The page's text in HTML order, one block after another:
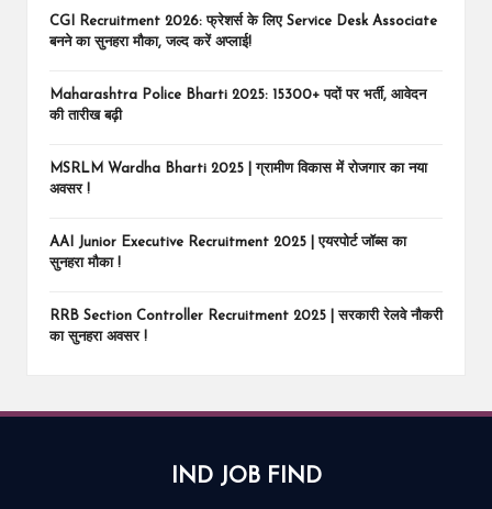
CGI Recruitment 2026: फ्रेशर्स के लिए Service Desk Associate
बनने का सुनहरा मौका, जल्द करें अप्लाई!
Maharashtra Police Bharti 2025: 15300+ पदों पर भर्ती, आवेदन
की तारीख बढ़ी
MSRLM Wardha Bharti 2025 | ग्रामीण विकास में रोजगार का नया
अवसर !
AAI Junior Executive Recruitment 2025 | एयरपोर्ट जॉब्स का
सुनहरा मौका !
RRB Section Controller Recruitment 2025 | सरकारी रेलवे नौकरी
का सुनहरा अवसर !
IND JOB FIND